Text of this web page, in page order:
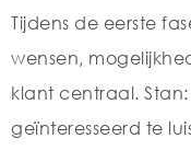
Tijdens de eerste
wensen,
klant centraal.
geïnteresseerd te